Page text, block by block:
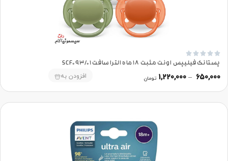





پستانک فیلیپس اونت مثبت 18 ماه الترا سافت SCF093/01
650,000
–
1,220,000 تومان افزودن به